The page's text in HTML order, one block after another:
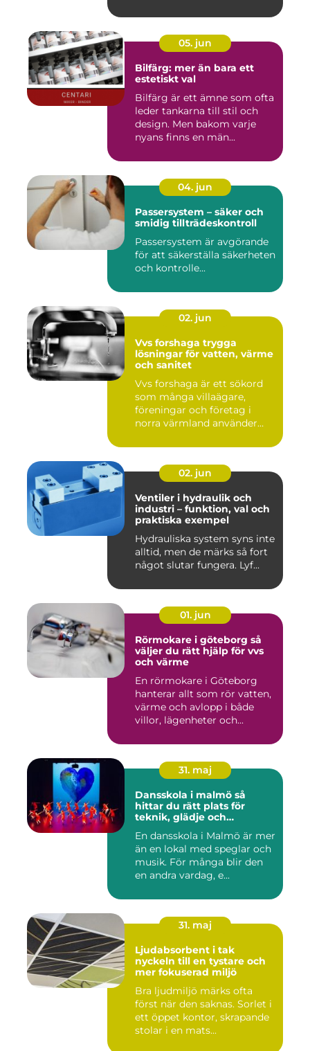
05. jun
Bilfärg: mer än bara ett
estetiskt val
Bilfärg är ett ämne som ofta
leder tankarna till stil och
design. Men bakom varje
nyans finns en män...
04. jun
Passersystem – säker och
smidig tillträdeskontroll
Passersystem är avgörande
för att säkerställa säkerheten
och kontrolle...
02. jun
Vvs forshaga trygga
lösningar för vatten, värme
och sanitet
Vvs forshaga är ett sökord
som många villaägare,
föreningar och företag i
norra värmland använder
02. jun
Ventiler i hydraulik och
industri – funktion, val och
praktiska exempel
Hydrauliska system syns inte
alltid, men de märks så fort
något slutar fungera. Lyf...
01. jun
Rörmokare i göteborg så
väljer du rätt hjälp för vvs
och värme
En rörmokare i Göteborg
hanterar allt som rör vatten,
värme och avlopp i både
villor, lägenheter och...
31. maj
Dansskola i malmö så
hittar du rätt plats för
teknik, glädje och
En dansskola i Malmö är mer
än en lokal med speglar och
musik. För många blir den
en andra vardag, e...
31. maj
Ljudabsorbent i tak
nyckeln till en tystare och
mer fokuserad miljö
Bra ljudmiljö märks ofta
först när den saknas. Sorlet i
ett öppet kontor, skrapande
stolar i en mats...